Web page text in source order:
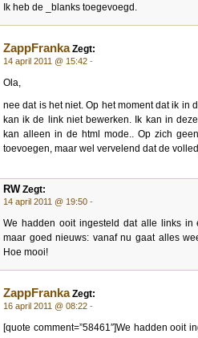
Ik heb de _blanks toegevoegd.
ZappFrankaZegt:
14 april 2011 @ 15:42 -
Ola,
nee dat is het niet. Op het moment dat ik in
kan ik de link niet bewerken. Ik kan in
kan alleen in de html mode.. Op zich
toevoegen, maar wel vervelend dat de
RWZegt:
14 april 2011 @ 19:50 -
We hadden ooit ingesteld dat alle links in
maar goed nieuws: vanaf nu gaat alles
Hoe mooi!
ZappFrankaZegt:
16 april 2011 @ 08:22 -
[quote comment=”58461″]We hadden ooit